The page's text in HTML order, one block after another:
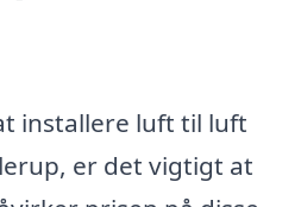
installere luft til luft
er det vigtigt at